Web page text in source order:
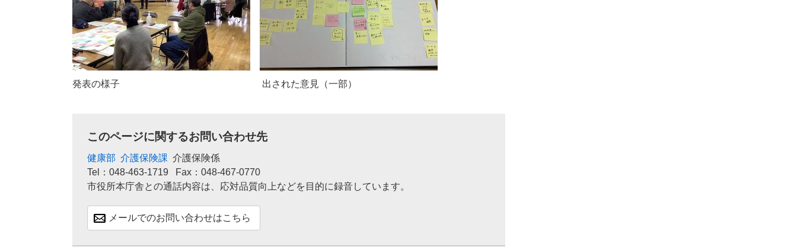
発表の様子 出された意見（一部）
このページに関するお問い合わせ先
健康部 介護保険課 介護保険係
Tel：048-463-1719
Fax：048-467-0770
市役所本庁舎との通話内容は、応対品質向上などを目的に録音しています。
メールでのお問い合わせはこちら